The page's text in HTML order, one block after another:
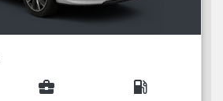
business_center local_gas_station